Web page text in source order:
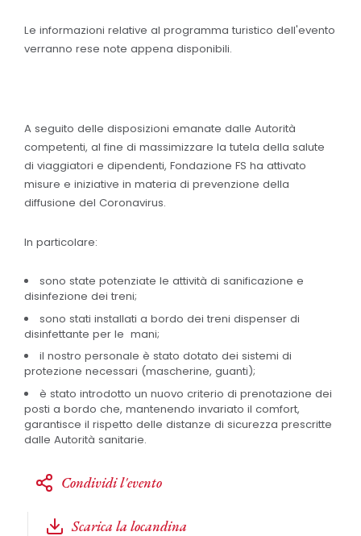
Le informazioni relative al programma turistico dell'evento
verranno rese note appena disponibili.
A seguito delle disposizioni emanate dalle Autorità
competenti, al fine di massimizzare la tutela della salute
di viaggiatori e dipendenti, Fondazione FS ha attivato
misure e iniziative in materia di prevenzione della
diffusione del Coronavirus.
In particolare:
sono state potenziate le attività di sanificazione e
disinfezione dei treni;
sono stati installati a bordo dei treni dispenser di
disinfettante per le mani;
il nostro personale è stato dotato dei sistemi di
protezione necessari (mascherine, guanti);
è stato introdotto un nuovo criterio di prenotazione dei
posti a bordo che, mantenendo invariato il comfort,
garantisce il rispetto delle distanze di sicurezza prescritte
dalle Autorità sanitarie.
Condividi l'evento
Scarica la locandina